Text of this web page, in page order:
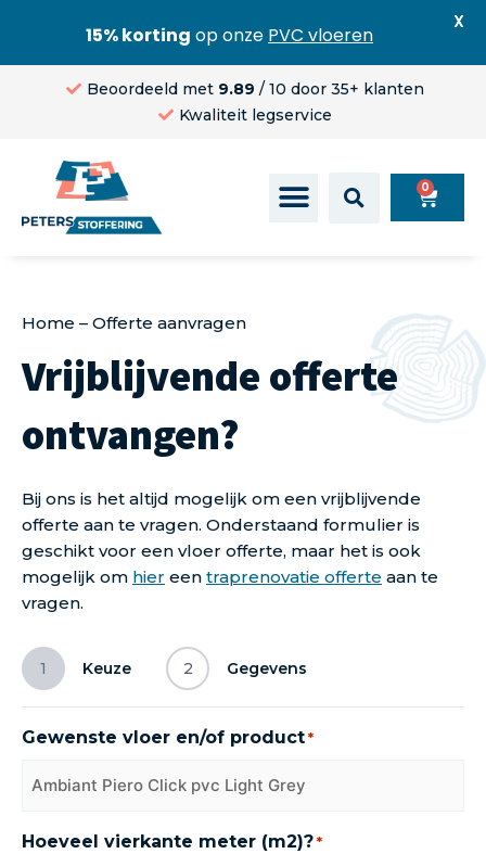
Beoordeeld met 9.89 / 10 door 35+ klanten
Kwaliteit legservice
0
Home – Offerte aanvragen
Vrijblijvende offerte
ontvangen?
Bij ons is het altijd mogelijk om een vrijblijvende
offerte aan te vragen. Onderstaand formulier is
geschikt voor een vloer offerte, maar het is ook
mogelijk om hier een traprenovatie offerte aan te
vragen.
1 Keuze 2 Gegevens
Gewenste vloer en/of product *
Hoeveel vierkante meter (m2)? *
15% korting op onze PVC vloeren
X